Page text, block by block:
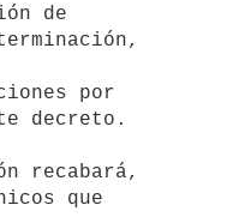
por
decreto.
que